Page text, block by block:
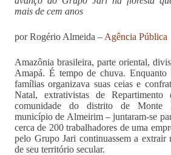
mais de cem anos
por Rogério Almeida – Agência Pública
Amazônia brasileira, parte oriental,
Amapá. É tempo de chuva. Enquanto
famílias organizava suas ceias e
Natal, extrativistas de
comunidade do distrito de Monte
município de Almeirim – juntaram-se
cerca de 200 trabalhadores de uma
pelo Grupo Jari continuassem a extrair
de seu território secular.